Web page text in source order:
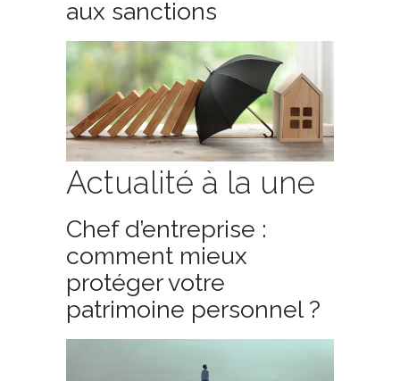
aux sanctions
Actualité à la une
Chef d’entreprise :
comment mieux
protéger votre
patrimoine personnel ?